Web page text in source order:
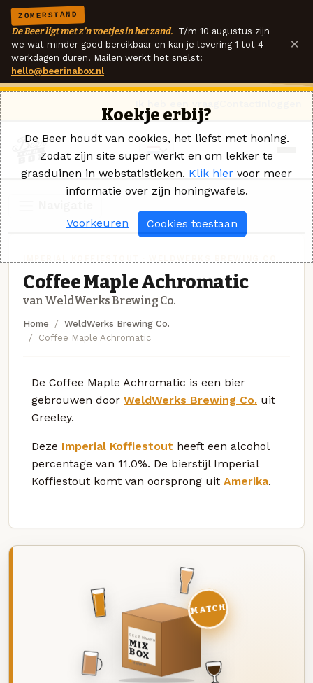
ZOMERSTAND
De Beer ligt met z'n voetjes in het zand. T/m 10 augustus zijn
we wat minder goed bereikbaar en kan je levering 1 tot 4
werkdagen duren. Mailen werkt het snelst:
hello@beerinabox.nl
×
Coffee Maple Achromatic
van WeldWerks Brewing Co.
Home
WeldWerks Brewing Co.
Coffee Maple Achromatic
De Coffee Maple Achromatic is een bier
gebrouwen door WeldWerks Brewing Co. uit
Greeley.
Deze Imperial Koffiestout heeft een alcohol
percentage van 11.0%. De bierstijl Imperial
Koffiestout komt van oorsprong uit Amerika.
DEZE MAAND
MIX
BOX
8 BIEREN
MATCH
Koekje erbij?
De Beer houdt van cookies, het liefst met honing.
Zodat zijn site super werkt en om lekker te
grasduinen in webstatistieken. Klik hier voor meer
informatie over zijn honingwafels.
Voorkeuren Cookies toestaan